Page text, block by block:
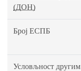
(ДОН)
Број ЕСПБ
Условљност другим